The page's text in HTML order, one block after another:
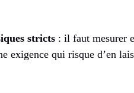
stricts : il faut mesurer
qui risque d’en